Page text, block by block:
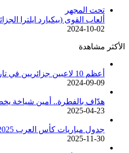
تحت المجهر
ألعاب القوى (بيكيارد ايلترا الجزائر):
2024-10-02
الأكثر مشاهدة
أعظم 10 لاعبين جزائريين في تاريخ كرة القدم
2024-09-09
هدّاف بالفطرة.. أمين شياخة
2025-04-23
جدول مباريات كأس العرب 2025 والقنوات الناقلة المفتوحة
2025-11-30